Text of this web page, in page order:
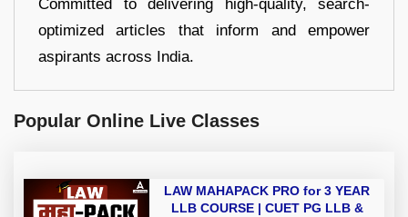
Committed to delivering high-quality, search-
optimized articles that inform and empower
aspirants across India.
Popular Online Live Classes
LAW MAHAPACK PRO for 3 YEAR
LLB COURSE | CUET PG LLB &